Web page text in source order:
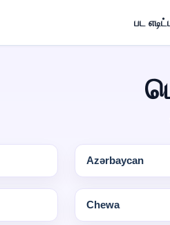
பட
Azərbaycan
Chewa